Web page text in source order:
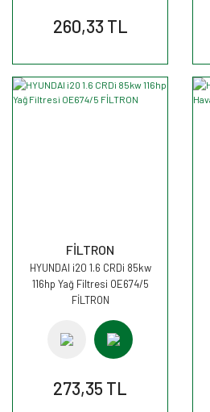
260,33 TL
FİLTRON
HYUNDAI i20 1.6 CRDi 85kw
116hp Yağ Filtresi OE674/5
FİLTRON
273,35 TL